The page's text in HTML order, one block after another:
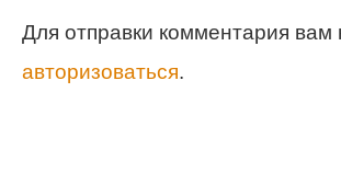
Для отправки комментария вам
авторизоваться.